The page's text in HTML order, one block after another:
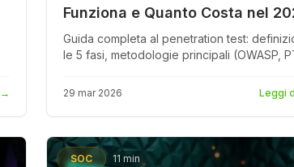
→
Funziona e Quanto Costa nel
Guida completa al penetration test:
le 5 fasi, metodologie principali (OWASP,
EUR e come scegliere il fornitore giusto
29 mar 2026 Leggi
SOC 11 min